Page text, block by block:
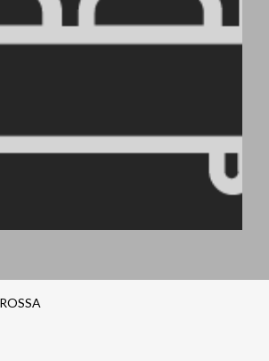
ROSSA